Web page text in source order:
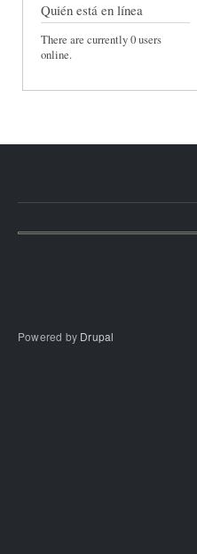
Quién está en línea
There are currently 0 users
online.
Powered by Drupal